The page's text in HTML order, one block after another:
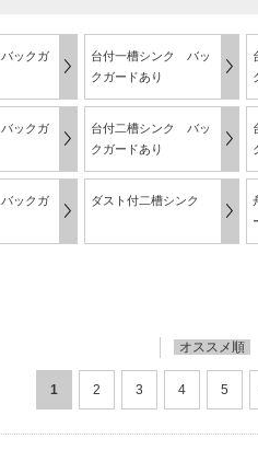
ックガ
台付一槽シンク バッ
クガードあり
ックガ
台付二槽シンク バッ
クガードあり
ックガ
ダスト付二槽シンク
オススメ順
1 2 3 4 5